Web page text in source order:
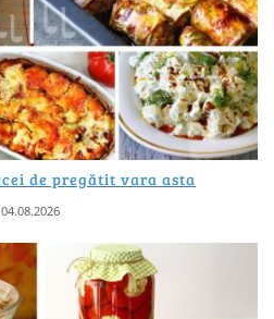
de pregătit vara asta
04.08.2026